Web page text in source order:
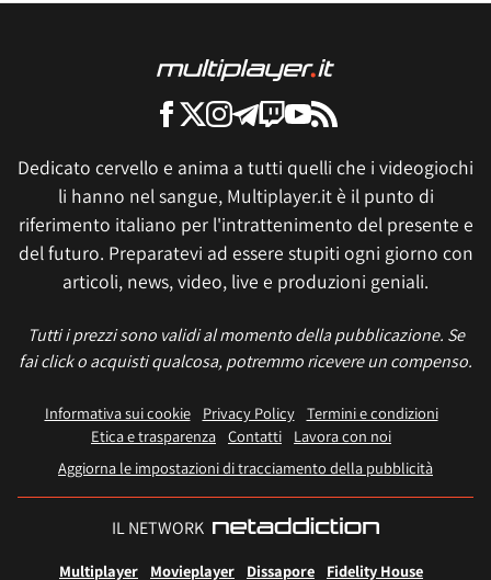
Dedicato cervello e anima a tutti quelli che i videogiochi
li hanno nel sangue, Multiplayer.it è il punto di
riferimento italiano per l'intrattenimento del presente e
del futuro. Preparatevi ad essere stupiti ogni giorno con
articoli, news, video, live e produzioni geniali.
Tutti i prezzi sono validi al momento della pubblicazione. Se
fai click o acquisti qualcosa, potremmo ricevere un compenso.
Informativa sui cookie Privacy Policy
Termini e condizioni
Etica e trasparenza Contatti
Lavora con noi
Aggiorna le impostazioni di tracciamento della pubblicità
IL NETWORK
Multiplayer Movieplayer Dissapore Fidelity House